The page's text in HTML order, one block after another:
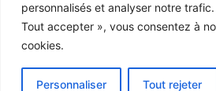
personnalisés et analyser notre
Tout accepter », vous consentez à
cookies.
Personnaliser Tout rejeter